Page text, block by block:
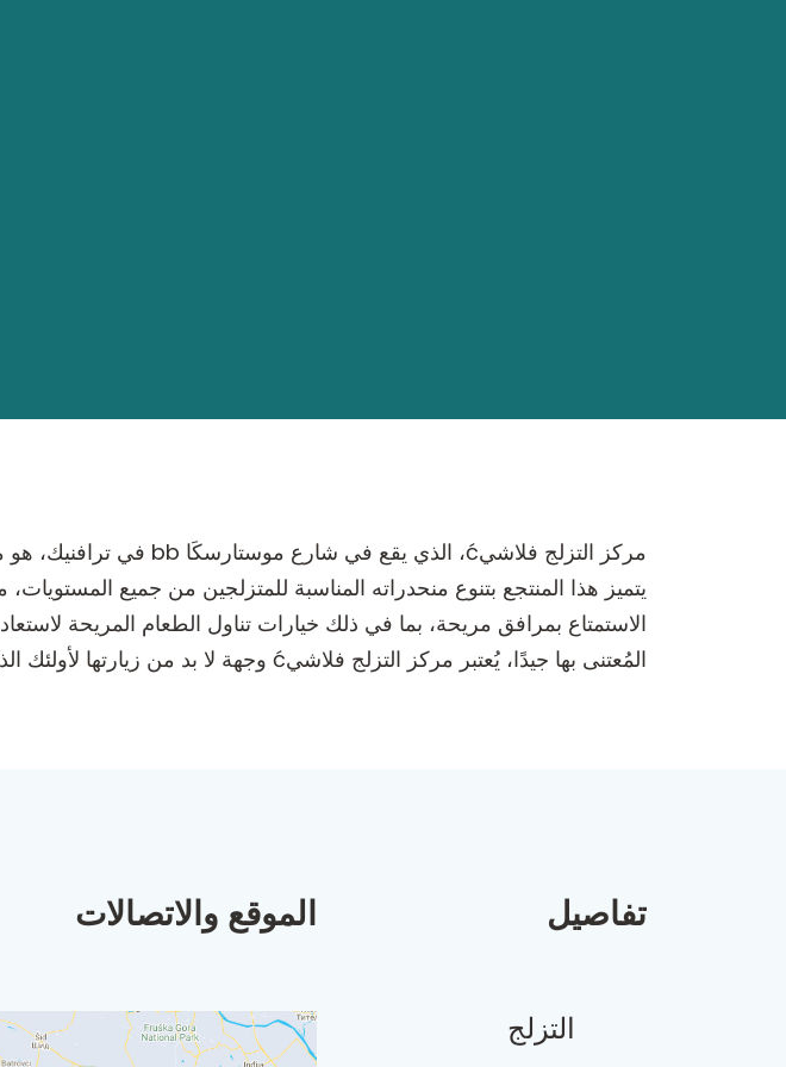
يتميز هذا المنتجع بتنوع منحدراته المناسبة للمتزلجين من جميع
الاستمتاع بمرافق مريحة، بما في ذلك خيارات تناول الطعام المريحة
المُعتنى بها جيدًا، يُعتبر مركز التزلج فلاشيć وجهة لا بد من زيارتها لأولئك الذين يتطلعون إلى الاستمتاع بجمال الرياضات الشتوية في البوسنة والهرسك.
تفاصيل
التزلج
الموقع والاتصالات